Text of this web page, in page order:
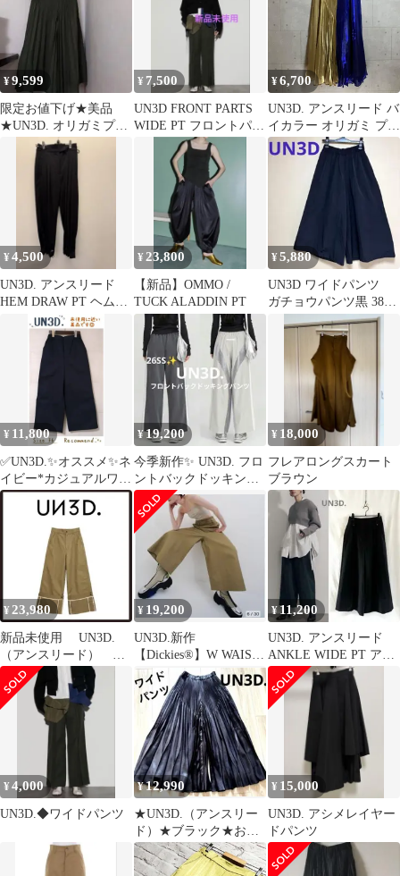
¥9,599
限定お値下げ★美品
★UN3D. オリガミプリ
ーツダブルパンツ38
¥ 7,500
UN3D FRONT PARTS
WIDE PT フロントパー
ツワイドパンツ
¥6,700
UN3D. アンスリード バ
イカラー オリガミ プリ
ーツ パンツ ボトムス
36 ゴールド ブルー 金
青 レディース SU-40-31
¥4,500
UN3D. アンスリード
HEM DRAW PT ヘムド
ローイージーパンツ
¥23,800
【新品】OMMO /
TUCK ALADDIN PT
¥5,880
UN3D ワイドパンツ
ガチョウパンツ黒 38
M〜Lサイズ位ウエスト
¥ 11,800
✅UN3D.✨オススメ✨ネ
イビー*カジュアルワイ
ドパンツ✨
¥19,200
今季新作✨️ UN3D. フロ
ントバックドッキング
パンツ 36 グレー ワイ
ド
¥ 18,000
フレアロングスカート
ブラウン
¥ 23,980
新品未使用 UN3D.
（アンスリード） ト
レンチワイドパンツ
38 ベージュ
¥ 19,200
UN3D.新作
【Dickies®】W WAIST
WIDE PANTS
¥11,200
UN3D. アンスリード
ANKLE WIDE PT アン
クルワイドパンツ
¥4,000
UN3D.◆ワイドパンツ
¥12,990
★UN3D.（アンスリー
ド）★ブラック★おり
がみプリーツ★ワイド
パンツ★ボトムス
¥ 15,000
UN3D. アシメレイヤー
ドパンツ